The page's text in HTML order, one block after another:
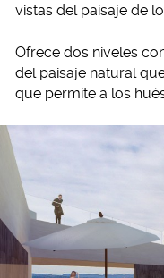
vistas del paisaje de
Ofrece dos niveles
del paisaje natural
que permite a los